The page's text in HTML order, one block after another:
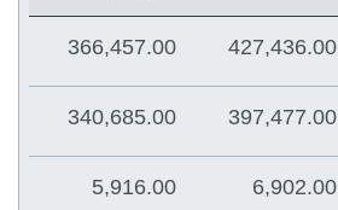
427,436.00
366,457.00
397,477.00
340,685.00
6,902.00
5,916.00